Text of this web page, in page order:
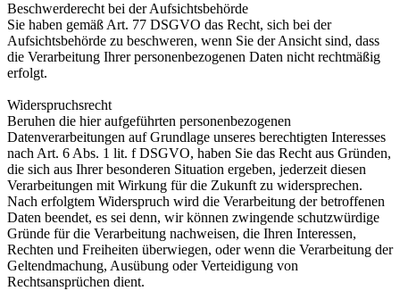
Beschwerderecht bei der Aufsichtsbehörde
Sie haben gemäß Art. 77 DSGVO das Recht, sich bei der
Aufsichtsbehörde zu beschweren, wenn Sie der Ansicht sind, dass
die Verarbeitung Ihrer personenbezogenen Daten nicht rechtmäßig
erfolgt.
Widerspruchsrecht
Beruhen die hier aufgeführten personenbezogenen
Datenverarbeitungen auf Grundlage unseres berechtigten Interesses
nach Art. 6 Abs. 1 lit. f DSGVO, haben Sie das Recht aus Gründen,
die sich aus Ihrer besonderen Situation ergeben, jederzeit diesen
Verarbeitungen mit Wirkung für die Zukunft zu widersprechen.
Nach erfolgtem Widerspruch wird die Verarbeitung der betroffenen
Daten beendet, es sei denn, wir können zwingende schutzwürdige
Gründe für die Verarbeitung nachweisen, die Ihren Interessen,
Rechten und Freiheiten überwiegen, oder wenn die Verarbeitung der
Geltendmachung, Ausübung oder Verteidigung von
Rechtsansprüchen dient.